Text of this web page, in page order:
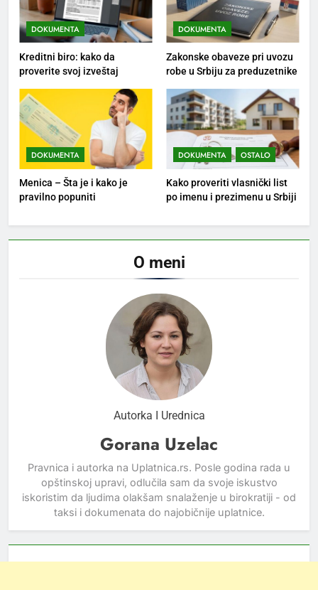
DOKUMENTA
Kreditni biro: kako da
proverite svoj izveštaj
DOKUMENTA
Zakonske obaveze pri uvozu
robe u Srbiju za preduzetnike
DOKUMENTA
Menica – Šta je i kako je
pravilno popuniti
DOKUMENTA OSTALO
Kako proveriti vlasnički list
po imenu i prezimenu u Srbiji
O meni
Autorka I Urednica
Gorana Uzelac
Pravnica i autorka na Uplatnica.rs. Posle godina rada u
opštinskoj upravi, odlučila sam da svoje iskustvo
iskoristim da ljudima olakšam snalaženje u birokratiji - od
taksi i dokumenata do najobičnije uplatnice.